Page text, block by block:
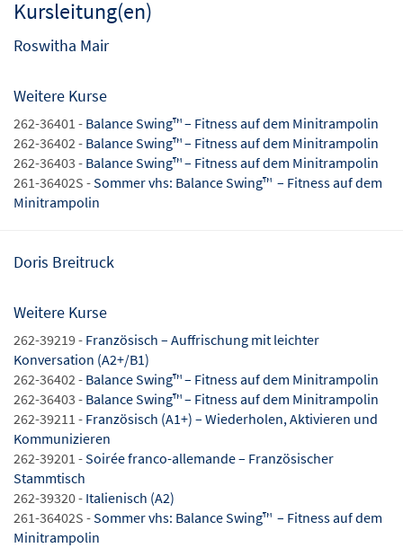
Kursleitung(en)
Roswitha Mair
Weitere Kurse
262-36401 - Balance Swing™ – Fitness auf dem Minitrampolin
262-36402 - Balance Swing™ – Fitness auf dem Minitrampolin
262-36403 - Balance Swing™ – Fitness auf dem Minitrampolin
261-36402S -Sommer vhs: Balance Swing™ – Fitness auf dem
Minitrampolin
Doris Breitruck
Weitere Kurse
262-39219 - Französisch – Auffrischung mit leichter
Konversation (A2+/B1)
262-36402 - Balance Swing™ – Fitness auf dem Minitrampolin
262-36403 - Balance Swing™ – Fitness auf dem Minitrampolin
262-39211 - Französisch (A1+) – Wiederholen, Aktivieren und
Kommunizieren
262-39201 -Soirée franco-allemande – Französischer
Stammtisch
262-39320 - Italienisch (A2)
261-36402S -Sommer vhs: Balance Swing™ – Fitness auf dem
Minitrampolin